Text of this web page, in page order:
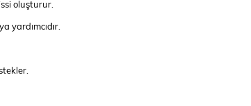
oluşturur.
yardımcıdır.